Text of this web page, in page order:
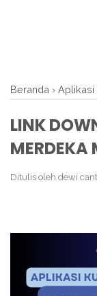
Beranda › Aplikasi
LINK
MERDEKA
Ditulis oleh dewi